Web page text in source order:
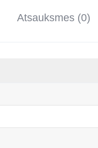
Atsauksmes (0)